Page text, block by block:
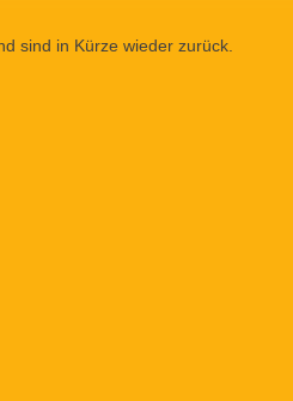
sind in Kürze wieder zurück.